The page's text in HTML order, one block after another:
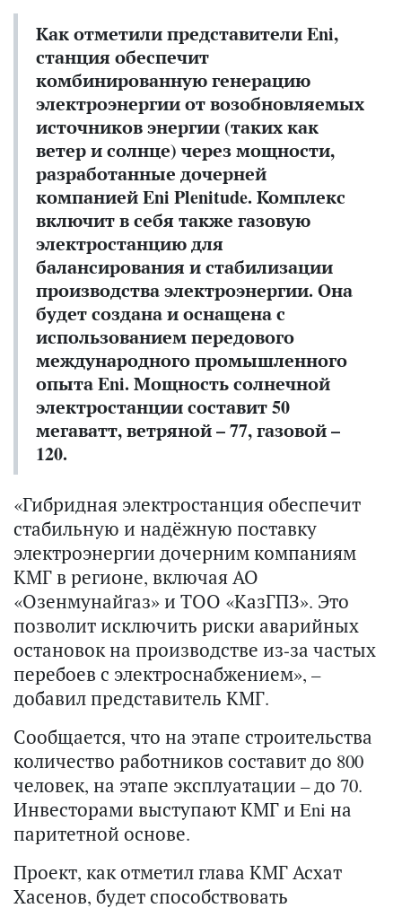
Как отметили представители Eni,
станция обеспечит
комбинированную генерацию
электроэнергии от возобновляемых
источников энергии (таких как
ветер и солнце) через мощности,
разработанные дочерней
компанией Eni Plenitude. Комплекс
включит в себя также газовую
электростанцию для
балансирования и стабилизации
производства электроэнергии. Она
будет создана и оснащена с
использованием передового
международного промышленного
опыта Eni. Мощность солнечной
электростанции составит 50
мегаватт, ветряной – 77, газовой –
120.
«Гибридная электростанция обеспечит
стабильную и надёжную поставку
электроэнергии дочерним компаниям
КМГ в регионе, включая АО
«Озенмунайгаз» и ТОО «КазГПЗ». Это
позволит исключить риски аварийных
остановок на производстве из-за частых
перебоев с электроснабжением», –
добавил представитель КМГ.
Сообщается, что на этапе строительства
количество работников составит до 800
человек, на этапе эксплуатации – до 70.
Инвесторами выступают КМГ и Eni на
паритетной основе.
Проект, как отметил глава КМГ Асхат
Хасенов, будет способствовать